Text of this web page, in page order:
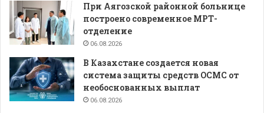
При Аягозской районной больнице
построено современное МРТ-
отделение
06.08.2026
В Казахстане создается новая
система защиты средств ОСМС от
необоснованных выплат
06.08.2026